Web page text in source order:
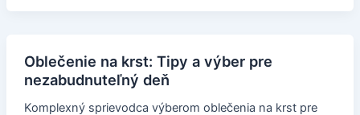
Oblečenie na krst: Tipy a výber pre
nezabudnuteľný deň
Komplexný sprievodca výberom oblečenia na krst pre